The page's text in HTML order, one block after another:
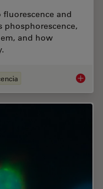
and
phosphorescence,
and how
An